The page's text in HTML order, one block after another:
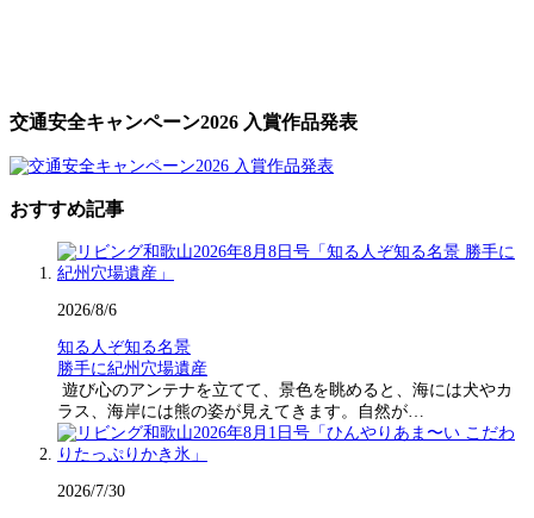
交通安全キャンペーン2026 入賞作品発表
おすすめ記事
2026/8/6
知る人ぞ知る名景
勝手に紀州穴場遺産
遊び心のアンテナを立てて、景色を眺めると、海には犬やカ
ラス、海岸には熊の姿が見えてきます。自然が…
2026/7/30